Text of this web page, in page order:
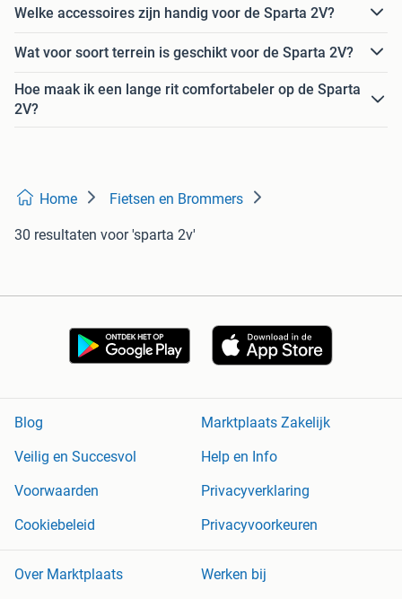
Welke accessoires zijn handig voor de Sparta 2V?
Wat voor soort terrein is geschikt voor de Sparta 2V?
Hoe maak ik een lange rit comfortabeler op de Sparta
2V?
Home Fietsen en Brommers
30 resultaten voor 'sparta 2v'
Blog
Marktplaats Zakelijk
Veilig en Succesvol
Help en Info
Voorwaarden
Privacyverklaring
Cookiebeleid
Privacyvoorkeuren
Over Marktplaats Werken bij